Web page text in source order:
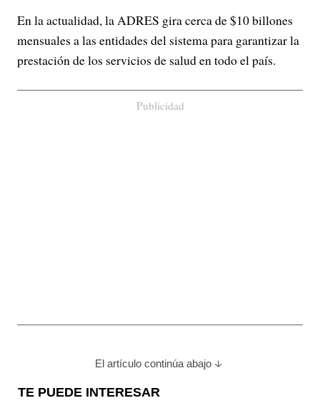
En la actualidad, la ADRES gira cerca de $10 billones
mensuales a las entidades del sistema para garantizar la
prestación de los servicios de salud en todo el país.
Publicidad
El artículo continúa abajo
TE PUEDE INTERESAR